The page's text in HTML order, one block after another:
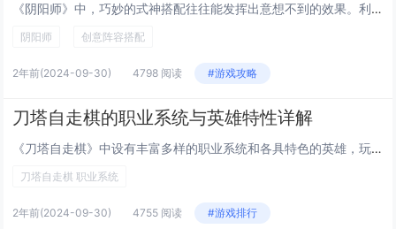
《阴阳师》中，巧妙的式神搭配往往能发挥出意想不到的效果。利用“彼岸花”的持续伤害配合“妖琴师”的高速拉条，可以实现连续控制与输出；“山兔”和“镰仓童子”组合则可以在保证队伍生存能力的同时，通过高速行动频繁触发效果，形成坚不可摧的“拉条流”。...
阴阳师 创意阵容搭配
2年前(2024-09-30) 4798 阅读 #游戏攻略
刀塔自走棋的职业系统与英雄特性详解
《刀塔自走棋》中设有丰富多样的职业系统和各具特色的英雄，玩家可以通过组合不同的职业和英雄特性来制定策略。职业系统包括战士、法师、刺客等，每个职业都有其独特的优势，如战士擅长近战和承受伤害，法师则能施放强大的法术。英雄特性则为角色提供了额外的...
刀塔自走棋 职业系统
2年前(2024-09-30) 4755 阅读 #游戏排行